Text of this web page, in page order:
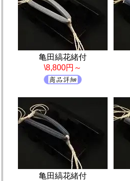
亀田縞花緒付
\8,800円～
亀田縞花緒付